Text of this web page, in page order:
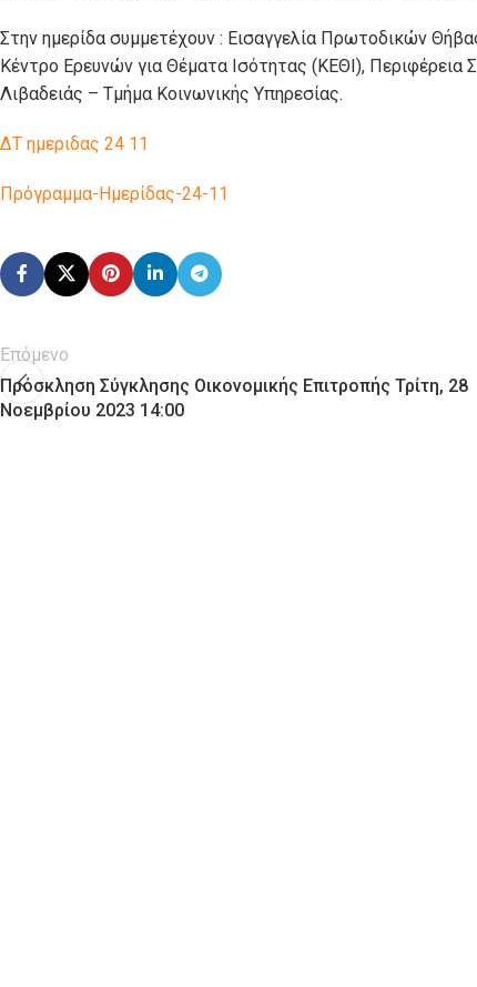
Στην ημερίδα συμμετέχουν : Εισαγγελία Πρωτοδικών
Κέντρο Ερευνών για Θέματα Ισότητας (ΚΕΘΙ), Περιφέρεια
Λιβαδειάς – Τμήμα Κοινωνικής Υπηρεσίας.
ΔΤ ημεριδας 24 11
Πρόγραμμα-Ημερίδας-24-11
Επόμενο
Πρόσκληση Σύγκλησης Οικονομικής Επιτροπής Τρίτη, 28
Νοεμβρίου 2023 14:00